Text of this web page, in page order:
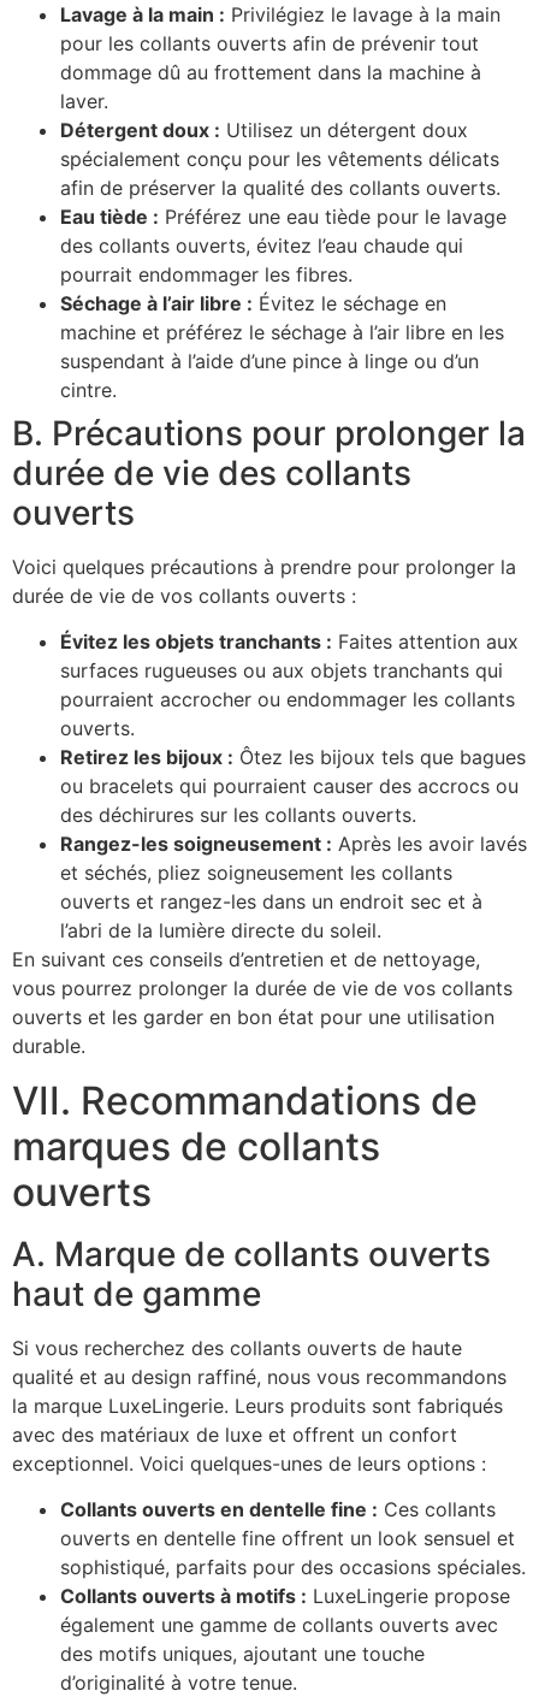
Lavage à la main : Privilégiez le lavage à la main
pour les collants ouverts afin de prévenir tout
dommage dû au frottement dans la machine à
laver.
Détergent doux : Utilisez un détergent doux
spécialement conçu pour les vêtements délicats
afin de préserver la qualité des collants ouverts.
Eau tiède : Préférez une eau tiède pour le lavage
des collants ouverts, évitez l’eau chaude qui
pourrait endommager les fibres.
Séchage à l’air libre : Évitez le séchage en
machine et préférez le séchage à l’air libre en les
suspendant à l’aide d’une pince à linge ou d’un
cintre.
B. Précautions pour prolonger la
durée de vie des collants
ouverts
Voici quelques précautions à prendre pour prolonger la
durée de vie de vos collants ouverts :
Évitez les objets tranchants : Faites attention aux
surfaces rugueuses ou aux objets tranchants qui
pourraient accrocher ou endommager les collants
ouverts.
Retirez les bijoux : Ôtez les bijoux tels que bagues
ou bracelets qui pourraient causer des accrocs ou
des déchirures sur les collants ouverts.
Rangez-les soigneusement : Après les avoir lavés
et séchés, pliez soigneusement les collants
ouverts et rangez-les dans un endroit sec et à
l’abri de la lumière directe du soleil.
En suivant ces conseils d’entretien et de nettoyage,
vous pourrez prolonger la durée de vie de vos collants
ouverts et les garder en bon état pour une utilisation
durable.
VII. Recommandations de
marques de collants
ouverts
A. Marque de collants ouverts
haut de gamme
Si vous recherchez des collants ouverts de haute
qualité et au design raffiné, nous vous recommandons
la marque LuxeLingerie. Leurs produits sont fabriqués
avec des matériaux de luxe et offrent un confort
exceptionnel. Voici quelques-unes de leurs options :
Collants ouverts en dentelle fine : Ces collants
ouverts en dentelle fine offrent un look sensuel et
sophistiqué, parfaits pour des occasions spéciales.
Collants ouverts à motifs : LuxeLingerie propose
également une gamme de collants ouverts avec
des motifs uniques, ajoutant une touche
d’originalité à votre tenue.